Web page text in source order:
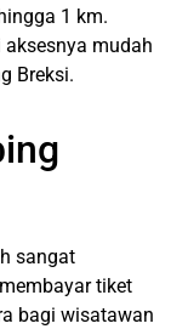
1 km.
mudah
Breksi.
sangat
tiket
bagi wisatawan